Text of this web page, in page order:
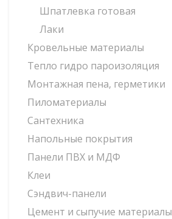
Шпатлевка готовая
Лаки
Кровельные материалы
Тепло гидро пароизоляция
Монтажная пена, герметики
Пиломатериалы
Сантехника
Напольные покрытия
Панели ПВХ и МДФ
Клеи
Сэндвич-панели
Цемент и сыпучие материалы